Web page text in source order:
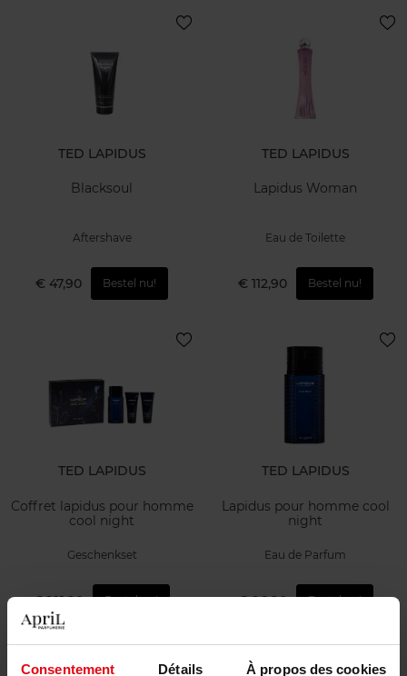
Consentement Détails À propos des cookies
TED LAPIDUS
Blacksoul
Aftershave
€ 47,90 Bestel nu!
TED LAPIDUS
Lapidus Woman
Eau de Toilette
€ 112,90 Bestel nu!
TED LAPIDUS
Coffret lapidus pour homme
cool night
Geschenkset
€ 101,90 Bestel nu!
TED LAPIDUS
Lapidus pour homme cool
night
Eau de Parfum
€ 96,90 Bestel nu!